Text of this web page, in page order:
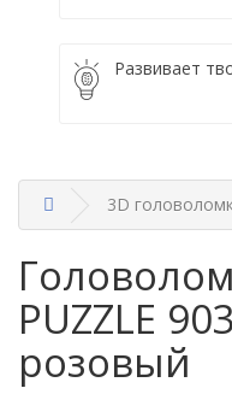
Развивает
3D
PUZZLE
розовый